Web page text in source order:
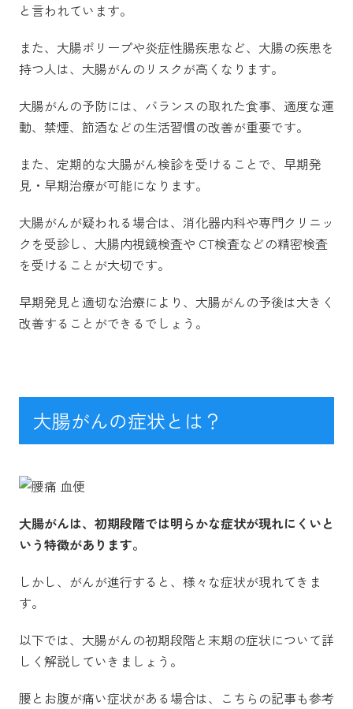
と言われています。
また、大腸ポリープや炎症性腸疾患など、大腸の疾患を
持つ人は、大腸がんのリスクが高くなります。
大腸がんの予防には、バランスの取れた食事、適度な運
動、禁煙、節酒などの生活習慣の改善が重要です。
また、定期的な大腸がん検診を受けることで、早期発
見・早期治療が可能になります。
大腸がんが疑われる場合は、消化器内科や専門クリニッ
クを受診し、大腸内視鏡検査や CT検査などの精密検査
を受けることが大切です。
早期発見と適切な治療により、大腸がんの予後は大きく
改善することができるでしょう。
大腸がんの症状とは？
大腸がんは、初期段階では明らかな症状が現れにくいと
いう特徴があります。
しかし、がんが進行すると、様々な症状が現れてきま
す。
以下では、大腸がんの初期段階と末期の症状について詳
しく解説していきましょう。
腰とお腹が痛い症状がある場合は、こちらの記事も参考